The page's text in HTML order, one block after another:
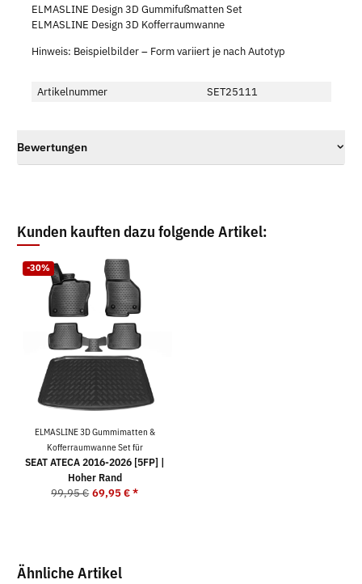
ELMASLINE Design 3D Gummifußmatten Set
ELMASLINE Design 3D Kofferraumwanne
Hinweis: Beispielbilder – Form variiert je nach Autotyp
Artikelnummer SET25111
Bewertungen
Kunden kauften dazu folgende Artikel:
-30%
ELMASLINE 3D Gummimatten &
Kofferraumwanne Set für
SEAT ATECA 2016-2026 [5FP] |
Hoher Rand
99,95 € 69,95 €*
Ähnliche Artikel